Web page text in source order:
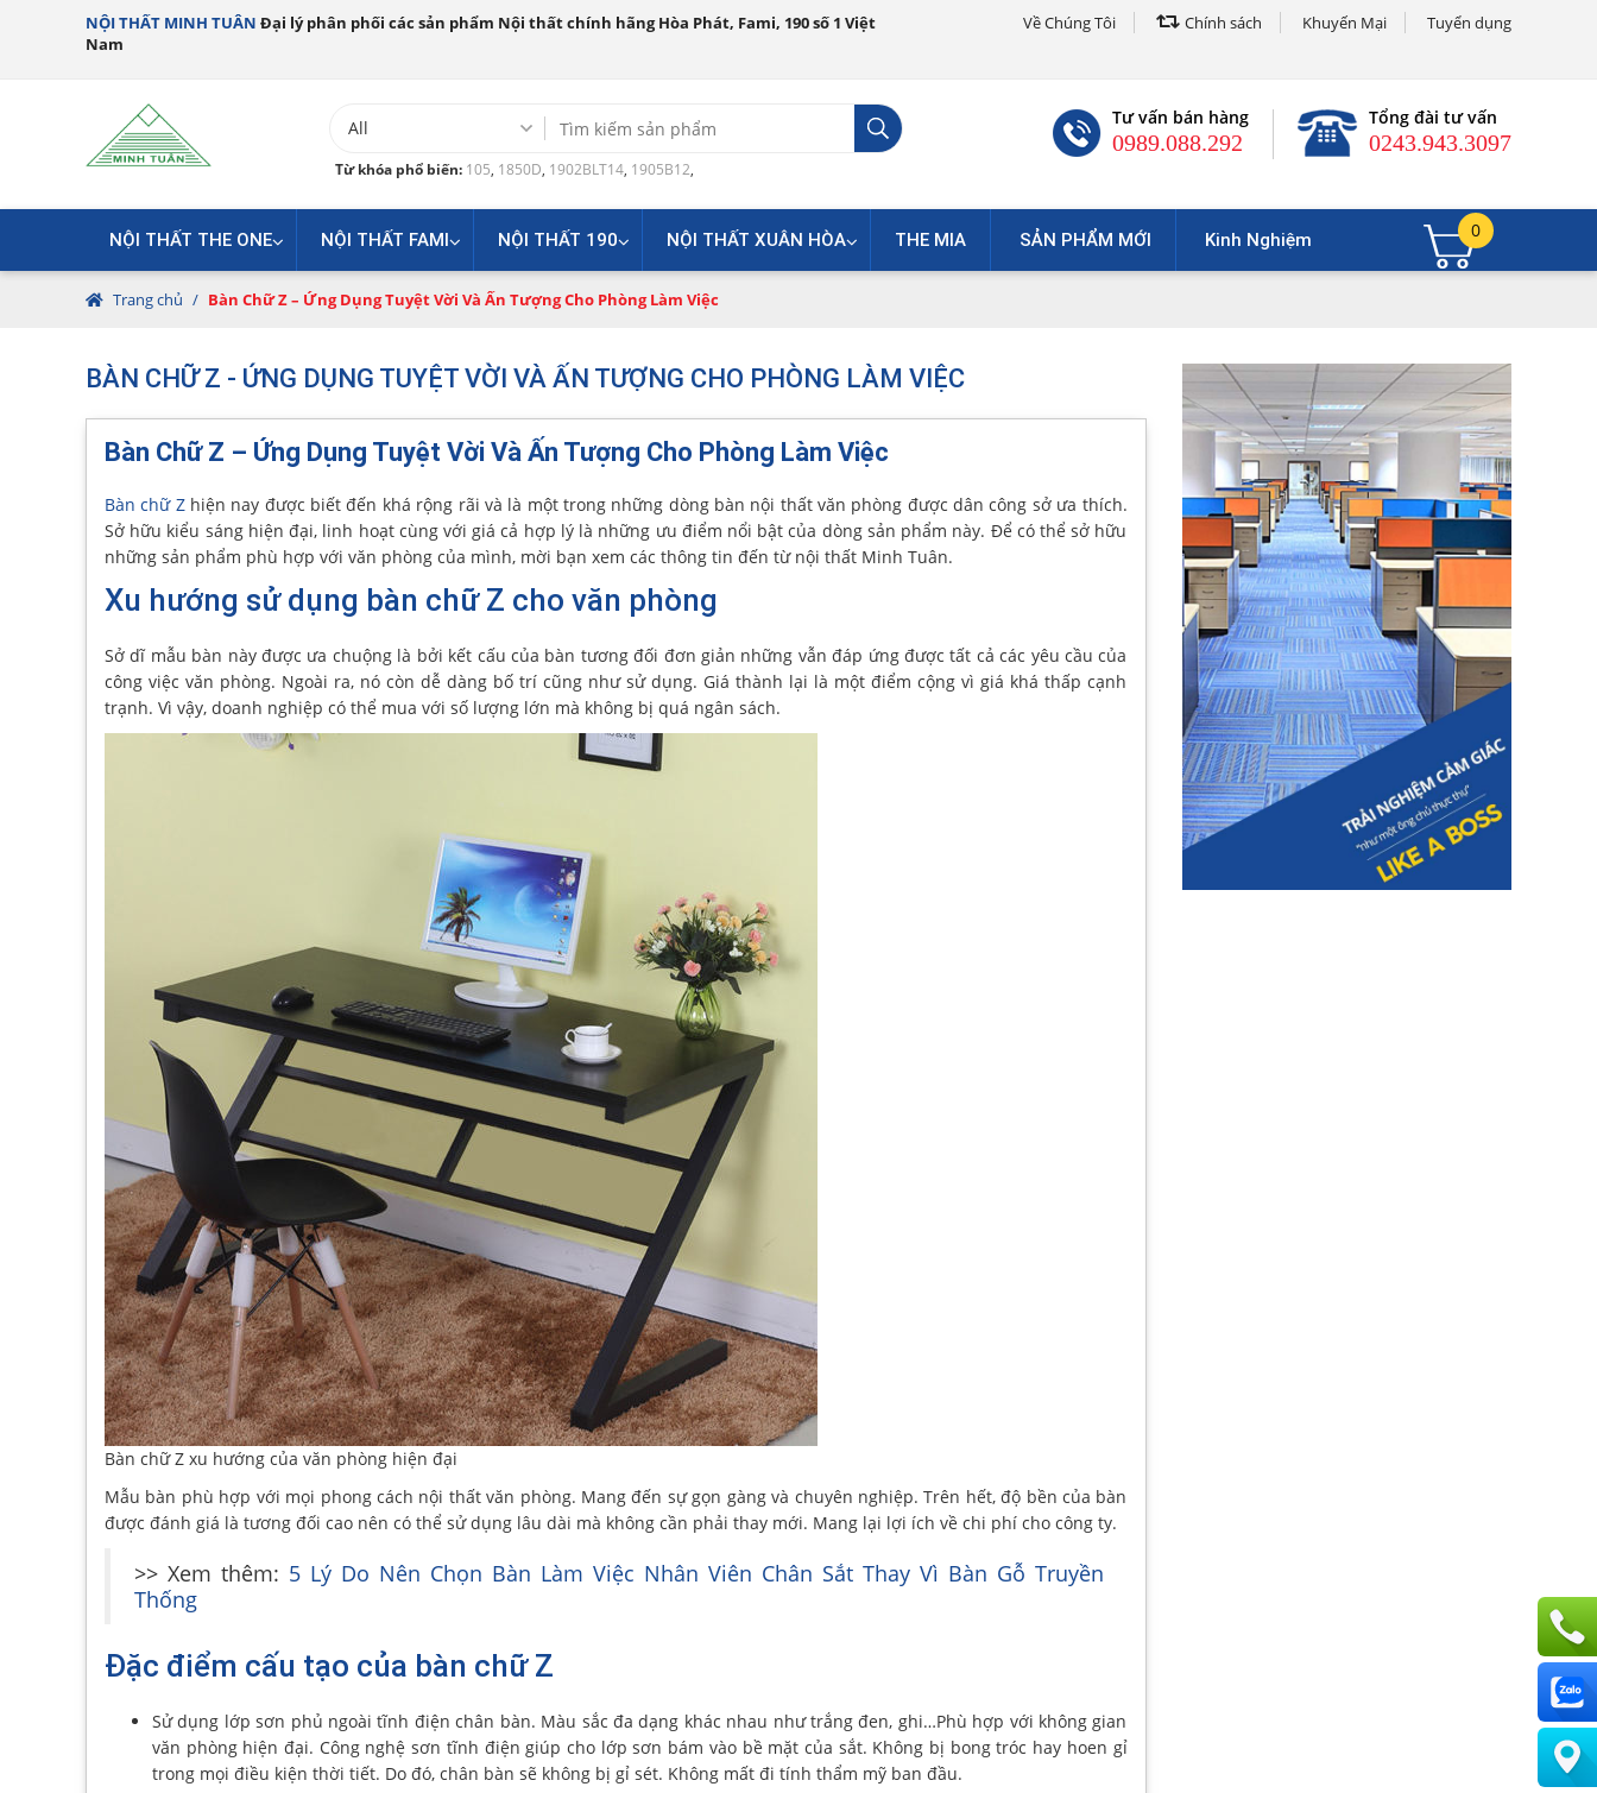
NỘI THẤT MINH TUÂN Đại lý phân phối các sản phẩm Nội thất chính hãng Hòa Phát, Fami, 190 số 1 Việt
Nam
Về Chúng Tôi Chính sách Khuyến Mại Tuyển dụng
for:
Từ khóa phổ biến: 105, 1850D, 1902BLT14, 1905B12,
Tư vấn bán hàng
0989.088.292
Tổng đài tư vấn
0243.943.3097
NỘI THẤT THE ONE NỘI THẤT FAMI NỘI THẤT 190 NỘI THẤT XUÂN HÒA THE MIA SẢN PHẨM MỚI Kinh Nghiệm 0
Trang chủ / Bàn Chữ Z – Ứng Dụng Tuyệt Vời Và Ấn Tượng Cho Phòng Làm Việc
BÀN CHỮ Z - ỨNG DỤNG TUYỆT VỜI VÀ ẤN TƯỢNG CHO PHÒNG LÀM VIỆC
Bàn Chữ Z – Ứng Dụng Tuyệt Vời Và Ấn Tượng Cho Phòng Làm Việc
Bàn chữ Zhiện nay được biết đến khá rộng rãi và là một trong những dòng bàn nội thất văn phòng được dân công sở ưa thích.
Sở hữu kiểu sáng hiện đại, linh hoạt cùng với giá cả hợp lý là những ưu điểm nổi bật của dòng sản phẩm này. Để có thể sở hữu
những sản phẩm phù hợp với văn phòng của mình, mời bạn xem các thông tin đến từ nội thất Minh Tuân.
Xu hướng sử dụng bàn chữ Z cho văn phòng
Sở dĩ mẫu bàn này được ưa chuộng là bởi kết cấu của bàn tương đối đơn giản những vẫn đáp ứng được tất cả các yêu cầu của
công việc văn phòng. Ngoài ra, nó còn dễ dàng bố trí cũng như sử dụng. Giá thành lại là một điểm cộng vì giá khá thấp cạnh
trạnh. Vì vậy, doanh nghiệp có thể mua với số lượng lớn mà không bị quá ngân sách.
Bàn chữ Z xu hướng của văn phòng hiện đại
Mẫu bàn phù hợp với mọi phong cách nội thất văn phòng. Mang đến sự gọn gàng và chuyên nghiệp. Trên hết, độ bền của bàn
được đánh giá là tương đối cao nên có thể sử dụng lâu dài mà không cần phải thay mới. Mang lại lợi ích về chi phí cho công ty.
>> Xem thêm: 5 Lý Do Nên Chọn Bàn Làm Việc Nhân Viên Chân Sắt Thay Vì Bàn Gỗ Truyền
Thống
Đặc điểm cấu tạo của bàn chữ Z
Sử dụng lớp sơn phủ ngoài tĩnh điện chân bàn. Màu sắc đa dạng khác nhau như trắng đen, ghi…Phù hợp với không gian
văn phòng hiện đại. Công nghệ sơn tĩnh điện giúp cho lớp sơn bám vào bề mặt của sắt. Không bị bong tróc hay hoen gỉ
trong mọi điều kiện thời tiết. Do đó, chân bàn sẽ không bị gỉ sét. Không mất đi tính thẩm mỹ ban đầu.